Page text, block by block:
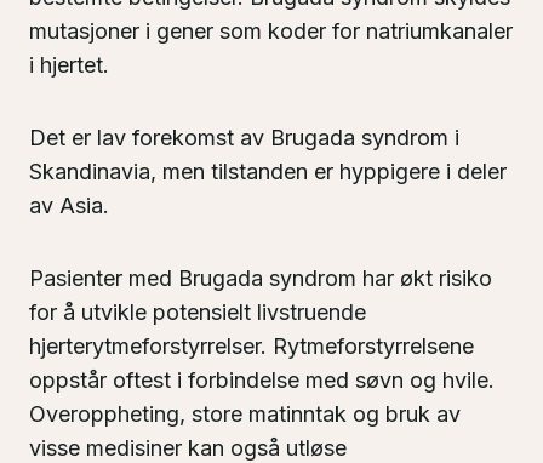
mutasjoner i gener som koder for natriumkanaler
i hjertet.
Det er lav forekomst av Brugada syndrom i
Skandinavia, men tilstanden er hyppigere i deler
av Asia.
Pasienter med Brugada syndrom har økt risiko
for å utvikle potensielt livstruende
hjerterytmeforstyrrelser. Rytmeforstyrrelsene
oppstår oftest i forbindelse med søvn og hvile.
Overoppheting, store matinntak og bruk av
visse medisiner kan også utløse